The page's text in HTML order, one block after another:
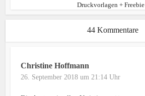
Druckvorlagen + Freebie
44 Kommentare
Christine Hoffmann
26. September 2018 um 21:14 Uhr